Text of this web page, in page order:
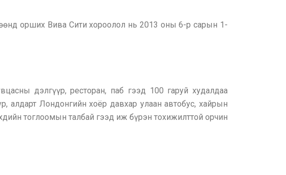
орших Вива Сити хороолол нь 2013 оны 6-р сарын 1-
дэлгүүр, ресторан, паб гээд 100 гаруй худалдаа
алдарт Лондонгийн хоёр давхар улаан автобус, хайрын
тоглоомын талбай гээд иж бүрэн тохижилттой орчин